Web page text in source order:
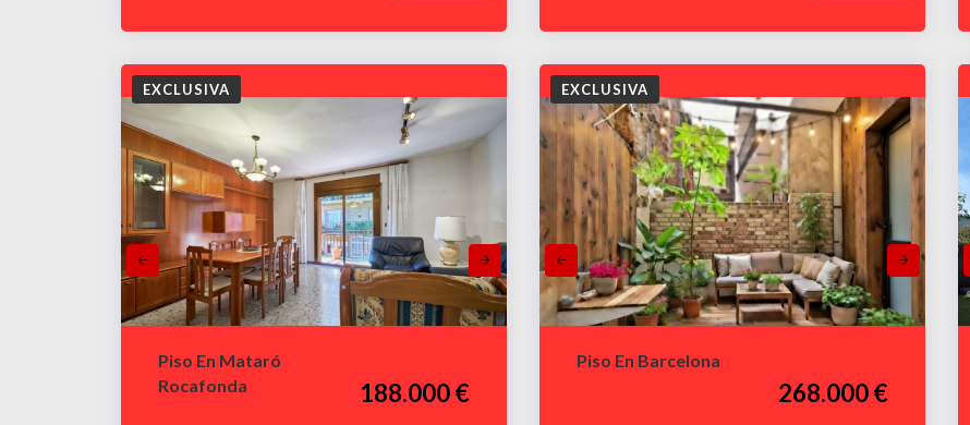
EXCLUSIVA
Piso En Mataró
Rocafonda
188.000 €
EXCLUSIVA
Piso En Barcelona
268.000 €